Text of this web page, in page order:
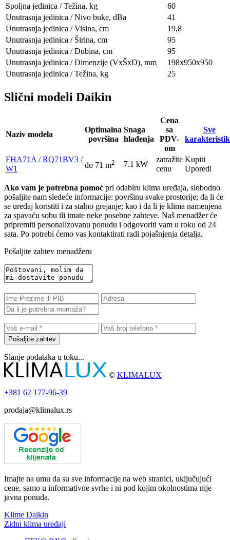
Spoljna jedinica / Težina, kg
60
Unutrasnja jedinica / Nivo buke, dBa
41
Unutrasnja jedinica / Visina, сm
19,8
Unutrasnja jedinica / Širina, сm
95
Unutrasnja jedinica / Dubina, сm
95
Unutrasnja jedinica / Dimenzije (VxŠxD), mm
198x950х950
Unutrasnja jedinica / Težina, kg
25
Slični modeli Daikin
Naziv modela
Optimalna
površina
Snaga
hlađenja
Cena
sa
PDV-
om
Sve
FHA71A / RQ71BV3 /
W1
do 71 m2 7.1 kW
zatražite
cenu
Kupiti
Uporedi
Ako vam je potrebna pomoć pri odabiru klima uređaja, slobodno
pošaljite nam sledeće informacije: površinu svake prostorije; da li će
se uređaj koristiti i za stalno grejanje; kao i da li je klima namenjena
za spavaću sobu ili imate neke posebne zahteve. Naš menadžer će
pripremiti personalizovanu ponudu i odgovoriti vam u roku od 24
sata. Po potrebi ćemo vas kontaktirati radi pojašnjenja detalja.
Pošaljite zahtev menadžeru
Pošaljite zahtev
Slanje podataka u toku...
© KLIMALUX
+381 62 177-96-39
prodaja@klimalux.rs
Imajte na umu da su sve informacije na web stranici, uključujući
cene, samo u informativne svrhe i ni pod kojim okolnostima nije
javna ponuda.
Klime Daikin
Zidni klima uređaji